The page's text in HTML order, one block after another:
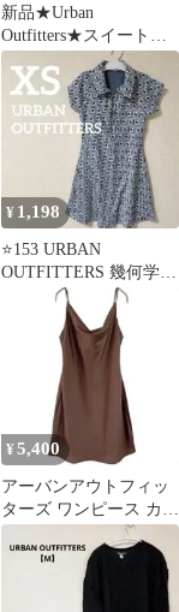
新品★Urban
Outfitters★スイートハ
ートネックライントッ
プス
¥ 1,198
⭐️153 URBAN
OUTFITTERS 幾何学模
様 ワンピース XS
¥ 5,400
アーバンアウトフィッ
ターズ ワンピース カウ
ルネック M 茶 ポリエ
ステル